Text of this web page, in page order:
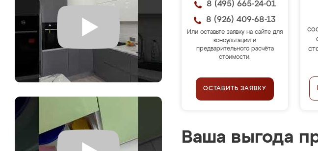
8 (495) 665-24-01
8 (926) 409-68-13
Или оставьте заявку на сайте для
консультации и
предварительного расчёта
стоимости.
ОСТАВИТЬ ЗАЯВКУ
Ваша выгода